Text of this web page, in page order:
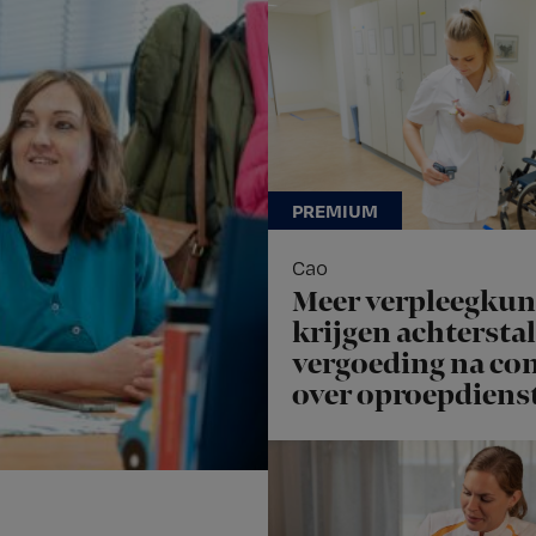
Cao
Meer
krijgen
vergoeding na
over